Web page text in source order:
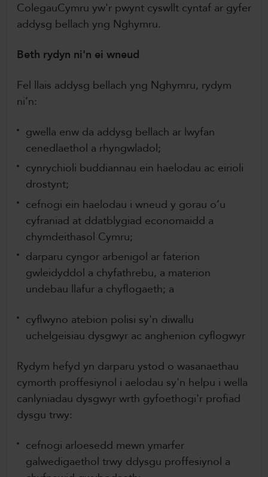
ColegauCymru yw'r pwynt cyswllt cyntaf ar gyfer
addysg bellach yng Nghymru.
Beth rydyn ni'n ei wneud
Fel llais addysg bellach yng Nghymru, rydym
ni’n:
gwella enw da addysg bellach ar lwyfan
cenedlaethol a rhyngwladol;
cynrychioli buddiannau ein haelodau ac eirioli
drostynt;
cefnogi ein haelodau i wneud y gorau o’u
cyfraniad at ddatblygiad economaidd a
chymdeithasol Cymru;
darparu cyngor arbenigol ar faterion
gwleidyddol a chyfathrebu, a materion
undebau llafur a chyflogaeth; a
cyflwyno atebion polisi sy'n diwallu
uchelgeisiau dysgwyr ac anghenion cyflogwyr
Rydym hefyd yn darparu ystod o wasanaethau
cymorth proffesiynol i aelodau sy'n helpu i wella
canlyniadau dysgwyr wrth gyfoethogi'r profiad
dysgu trwy:
cefnogi arloesedd mewn ymarfer
galwedigaethol trwy ddysgu proffesiynol a